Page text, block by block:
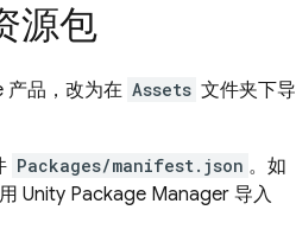
源包
产品，改为在 Assets 文件夹下导
Packages/manifest.json 。如
Unity Package Manager 导入